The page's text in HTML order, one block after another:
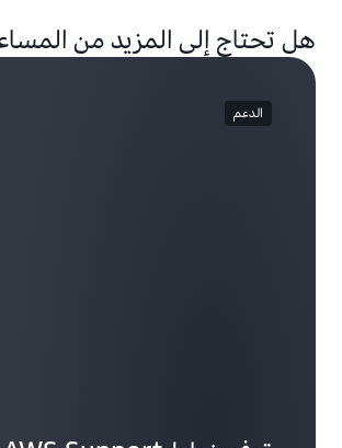
هل تحتاج إلى المزيد من
الدعم